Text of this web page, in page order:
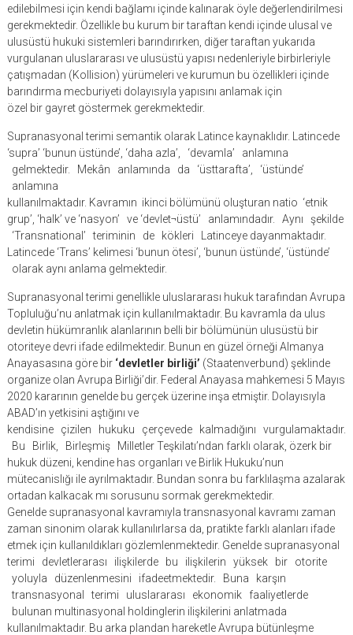
edilebilmesi için kendi bağlamı içinde kalınarak öyle değerlendirilmesi
gerekmektedir. Özellikle bu kurum bir taraftan kendi içinde ulusal ve
ulusüstü hukuki sistemleri barındırırken, diğer taraftan yukarıda
vurgulanan uluslararası ve ulusüstü yapısı nedenleriyle birbirleriyle
çatışmadan (Kollision) yürümeleri ve kurumun bu özellikleri içinde
barındırma mecburiyeti dolayısıyla yapısını anlamak için
özel bir gayret göstermek gerekmektedir.
Supranasyonal terimi semantik olarak Latince kaynaklıdır. Latincede
‘supra’ ‘bunun üstünde’, ‘daha azla’, ‘devamla’ anlamına
gelmektedir. Mekân anlamında da ‘üsttarafta’, ‘üstünde’
anlamına
kullanılmaktadır. Kavramın ikinci bölümünü oluşturan natio ‘etnik
grup’, ‘halk’ ve ‘nasyon’ ve ‘devlet¬üstü’ anlamındadır. Aynı şekilde
‘Transnational’ teriminin de kökleri Latinceye dayanmaktadır.
Latincede ‘Trans’ kelimesi ‘bunun ötesi’, ‘bunun üstünde’, ‘üstünde’
olarak aynı anlama gelmektedir.
Supranasyonal terimi genellikle uluslararası hukuk tarafından Avrupa
Topluluğu’nu anlatmak için kullanılmaktadır. Bu kavramla da ulus
devletin hükümranlık alanlarının belli bir bölümünün ulusüstü bir
otoriteye devri ifade edilmektedir. Bunun en güzel örneği Almanya
Anayasasına göre bir ‘devletler birliği’ (Staatenverbund) şeklinde
organize olan Avrupa Birliği’dir. Federal Anayasa mahkemesi 5 Mayıs
2020 kararının genelde bu gerçek üzerine inşa etmiştir. Dolayısıyla
ABAD’ın yetkisini aştığını ve
kendisine çizilen hukuku çerçevede kalmadığını vurgulamaktadır.
Bu Birlik, Birleşmiş Milletler Teşkilatı’ndan farklı olarak, özerk bir
hukuk düzeni, kendine has organları ve Birlik Hukuku’nun
mütecanislığı ile ayrılmaktadır. Bundan sonra bu farklılaşma azalarak
ortadan kalkacak mı sorusunu sormak gerekmektedir.
Genelde supranasyonal kavramıyla transnasyonal kavramı zaman
zaman sinonim olarak kullanılırlarsa da, pratikte farklı alanları ifade
etmek için kullanıldıkları gözlemlenmektedir. Genelde supranasyonal
terimi devletlerarası ilişkilerde bu ilişkilerin yüksek bir otorite
yoluyla düzenlenmesini ifadeetmektedir. Buna karşın
transnasyonal terimi uluslararası ekonomik faaliyetlerde
bulunan multinasyonal holdinglerin ilişkilerini anlatmada
kullanılmaktadır. Bu arka plandan hareketle Avrupa bütünleşme